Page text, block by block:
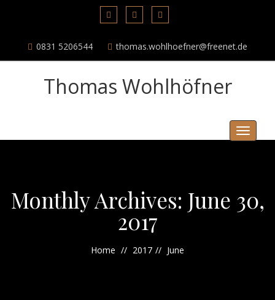
0831 5206544 thomas.wohlhoefner@freenet.de
Thomas Wohlhöfner
Menu
Monthly Archives: June 30,
2017
Home 2017 June